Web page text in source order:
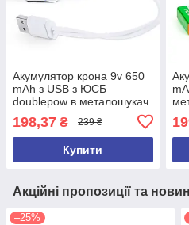
Акумулятор крона 9v 650
mAh з USB з ЮСБ
doublepow в металошукач
поінтера
198,37 ₴ 239 ₴
Купити
Акційні пропозиції та
–25%